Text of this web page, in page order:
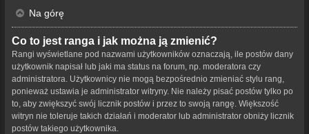
Na górę
Co to jest ranga i jak można ją zmienić?
Rangi wyświetlane pod nazwami użytkowników oznaczają, ile postów dany
użytkownik napisał lub jaki ma status na forum, np. moderatora czy
administratora. Użytkownicy nie mogą bezpośrednio zmieniać stylu rang,
ponieważ ustawia je administrator witryny. Nie należy pisać postów tylko po
to, aby zwiększyć swój licznik postów i przez to swoją rangę. Większość
witryn nie toleruje takich działań i moderator lub administrator obniży licznik
postów takiego użytkownika.